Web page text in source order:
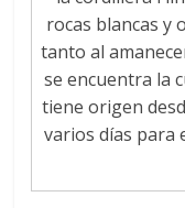
rocas blancas y
tanto al
se encuentra la
tiene origen
varios días para